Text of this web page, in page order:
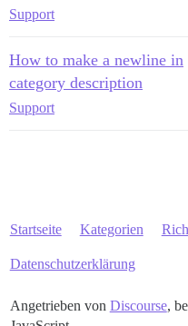
Support
How to make a newline in
category description
Support
Startseite Kategorien
Datenschutzerklärung
Angetrieben von Discourse,